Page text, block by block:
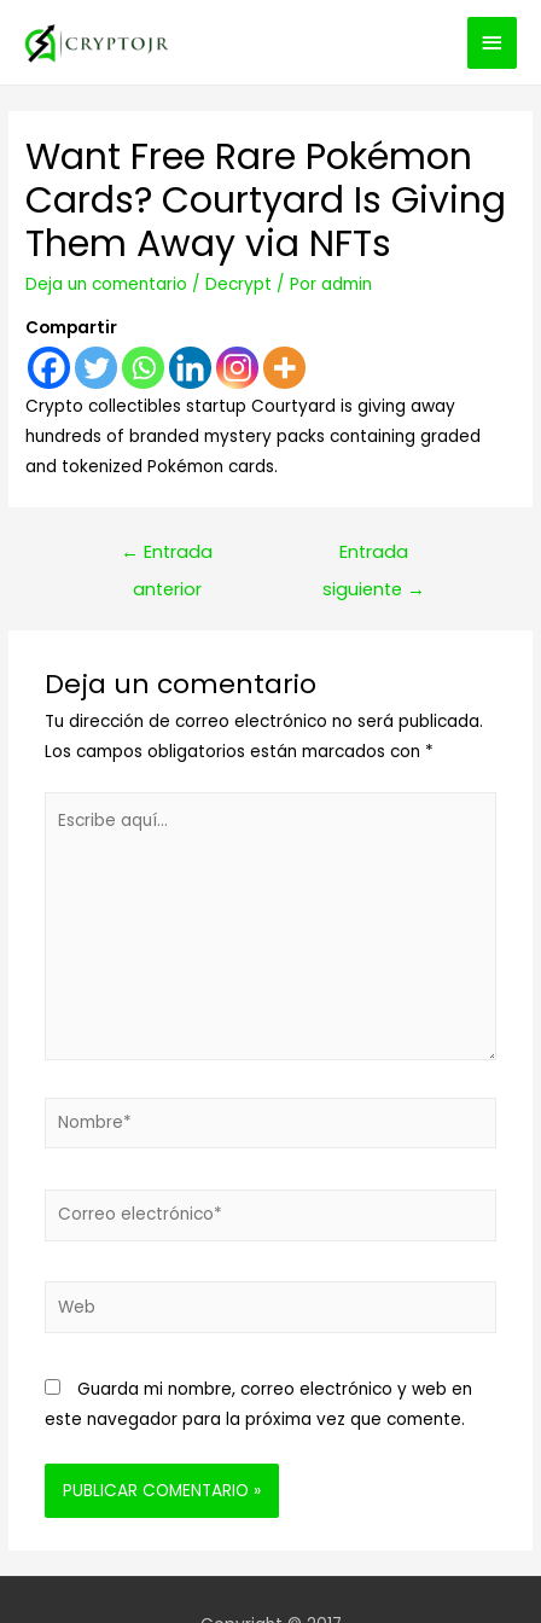
Want Free Rare Pokémon
Cards? Courtyard Is Giving
Them Away via NFTs
Deja un comentario /Decrypt / Poradmin
Compartir
Crypto collectibles startup Courtyard is giving away
hundreds of branded mystery packs containing graded
and tokenized Pokémon cards.
Navegación
← Entrada
anterior
Entrada
siguiente →
Deja un comentario
Tu dirección de correo electrónico no será publicada.
Los campos obligatorios están marcados con *
Nombre*
Correo
Web
Guarda mi nombre, correo electrónico y web en
este navegador para la próxima vez que comente.